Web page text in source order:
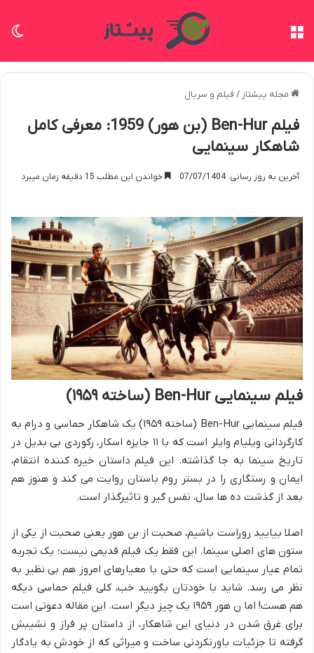
مجله پیشتاز / فیلم و سریال
فیلم Ben-Hur (بن هور) 1959: معرفی کامل
شاهکار سینمایی
آخرین به روز رسانی: 07/07/1404 خواندن این مطلب 15 دقیقه زمان میبرد
فیلم سینمایی Ben-Hur (ساخته ۱۹۵۹)
فیلم سینمایی Ben-Hur (ساخته ۱۹۵۹) یک شاهکار حماسی و درام به
کارگردانی ویلیام وایلر است که با ۱۱ جایزه اسکار، رکوردی بی بدیل در
تاریخ سینما به جا گذاشته. این فیلم داستان خیره کننده انتقام،
ایمان و رستگاری را در بستر روم باستان روایت می کند و هنوز هم
بعد از گذشت ده ها سال، نفس گیر و تاثیرگذار است.
اصلا بیایید روراست باشیم، صحبت از بن هور یعنی صحبت از یکی از
ستون های اصلی سینما. این فقط یک فیلم قدیمی نیست؛ یک تجربه
تمام عیار سینمایی است که حتی با معیارهای امروز هم بی نظیر به
نظر می رسد. شاید با خودتان بگویید خب، کلی فیلم حماسی دیگه
هم هست! اما ن هور ۱۹۵۹ یک چیز دیگر است. این مقاله دعوتی است
برای غرق شدن در دنیای این شاهکار، از داستان پر فراز و نشیبش
گرفته تا جزئیات باورنکردنی ساخت و میراثی که از خودش به یادگار